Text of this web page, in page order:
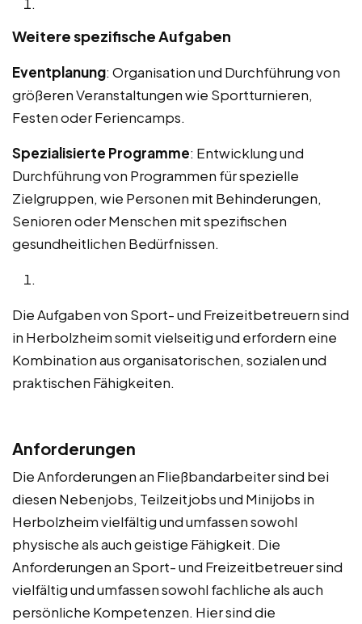
Weitere spezifische Aufgaben
Eventplanung: Organisation und Durchführung von
größeren Veranstaltungen wie Sportturnieren,
Festen oder Feriencamps.
Spezialisierte Programme: Entwicklung und
Durchführung von Programmen für spezielle
Zielgruppen, wie Personen mit Behinderungen,
Senioren oder Menschen mit spezifischen
gesundheitlichen Bedürfnissen.
Die Aufgaben von Sport- und Freizeitbetreuern sind
in Herbolzheim somit vielseitig und erfordern eine
Kombination aus organisatorischen, sozialen und
praktischen Fähigkeiten.
Anforderungen
Die Anforderungen an Fließbandarbeiter sind bei
diesen Nebenjobs, Teilzeitjobs und Minijobs in
Herbolzheim vielfältig und umfassen sowohl
physische als auch geistige Fähigkeit. Die
Anforderungen an Sport- und Freizeitbetreuer sind
vielfältig und umfassen sowohl fachliche als auch
persönliche Kompetenzen. Hier sind die